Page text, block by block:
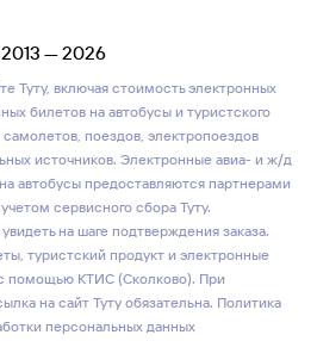
— 2026
Туту, включая стоимость электронных
билетов на автобусы и туристского
поездов, электропоездов
источников. Электронные авиа- и ж/д
автобусы предоставляются партнерами
сервисного сбора Туту.
на шаге подтверждения заказа.
туристский продукт и электронные
помощью КТИС (Сколково). При
на сайт Туту обязательна. Политика
персональных данных